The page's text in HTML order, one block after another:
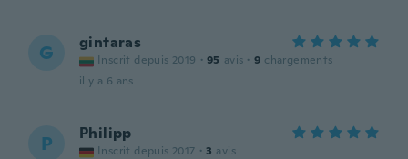
G gintaras
Inscrit depuis 2019 · 95 avis · 9 chargements
il y a 6 ans
P Philipp
Inscrit depuis 2017 · 3 avis